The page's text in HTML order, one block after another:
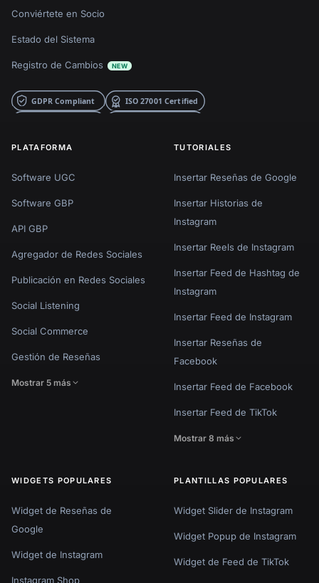
Conviértete en Socio
Estado del Sistema
Registro de Cambios NEW
PLATAFORMA
Software UGC
Software GBP
API GBP
Agregador de Redes Sociales
Publicación en Redes Sociales
Social Listening
Social Commerce
Gestión de Reseñas
Mostrar 5 más
TUTORIALES
Insertar Reseñas de Google
Insertar Historias de
Instagram
Insertar Reels de Instagram
Insertar Feed de Hashtag de
Instagram
Insertar Feed de Instagram
Insertar Reseñas de
Facebook
Insertar Feed de Facebook
Insertar Feed de TikTok
Mostrar 8 más
WIDGETS POPULARES
Widget de Reseñas de
Google
Widget de Instagram
Instagram Shop
PLANTILLAS POPULARES
Widget Slider de Instagram
Widget Popup de Instagram
Widget de Feed de TikTok